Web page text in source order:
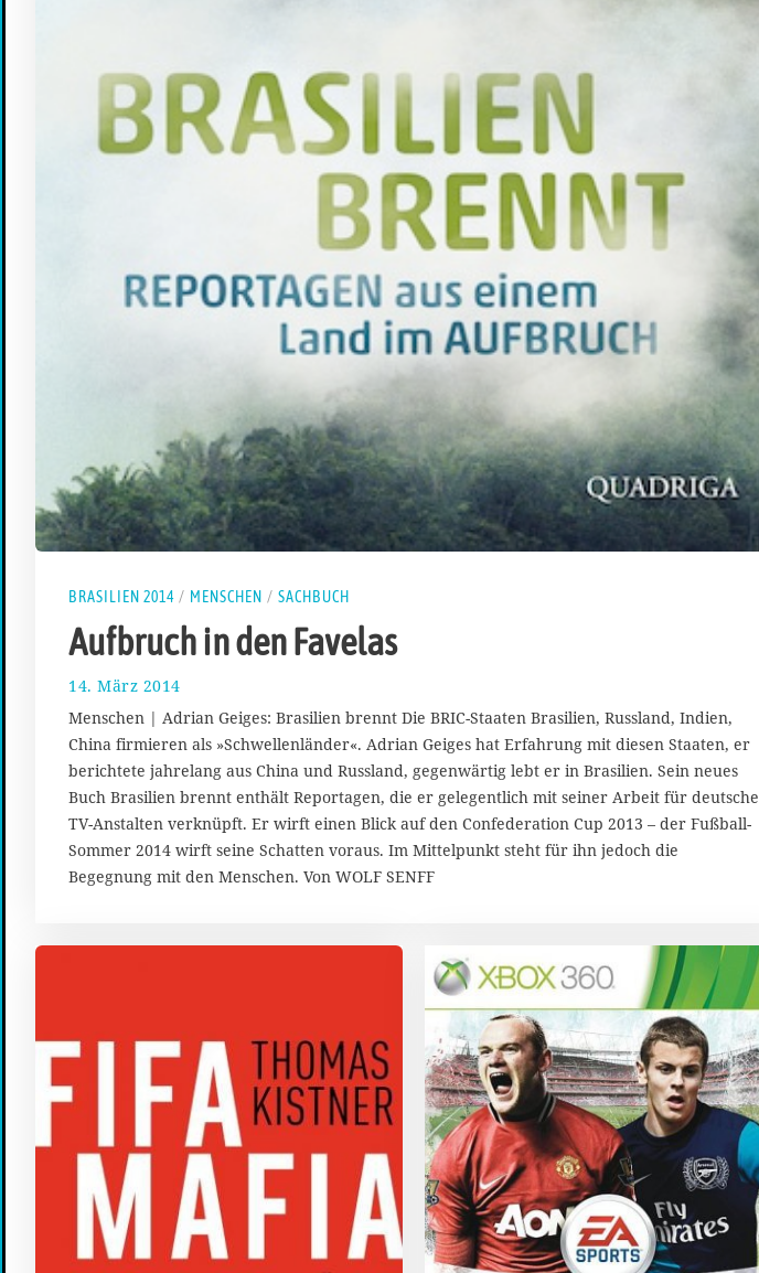
BRASILIEN 2014 / MENSCHEN / SACHBUCH
Aufbruch in den Favelas
14. März 2014
0
.
J
u
n
i
0
1
Menschen | Adrian Geiges: Brasilien brennt Die BRIC-Staaten Brasilien, Russland, Indien,
China firmieren als »Schwellenländer«. Adrian Geiges hat Erfahrung mit diesen Staaten, er
berichtete jahrelang aus China und Russland, gegenwärtig lebt er in Brasilien. Sein neues
Buch Brasilien brennt enthält Reportagen, die er gelegentlich mit seiner Arbeit für deutsche
TV-Anstalten verknüpft. Er wirft einen Blick auf den Confederation Cup 2013 – der Fußball-
Sommer 2014 wirft seine Schatten voraus. Im Mittelpunkt steht für ihn jedoch die
Begegnung mit den Menschen. Von WOLF SENFF